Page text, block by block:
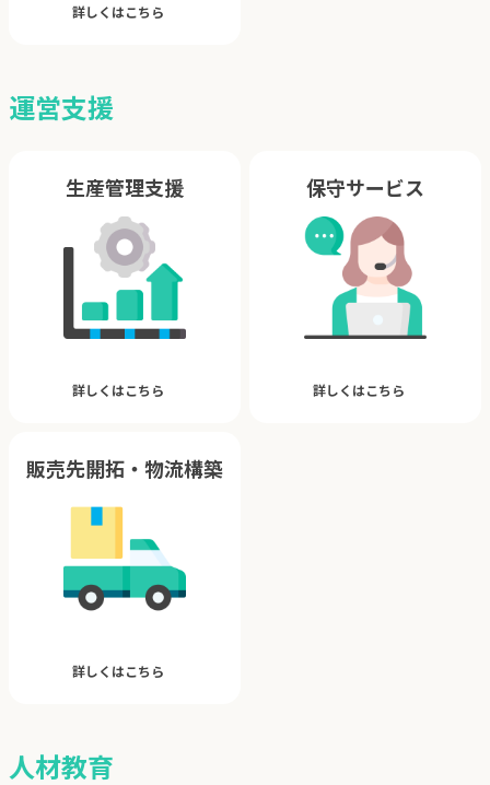
詳しくはこちら
運営支援
生産管理支援
詳しくはこちら
保守サービス
詳しくはこちら
販売先開拓・物流構築
詳しくはこちら
人材教育